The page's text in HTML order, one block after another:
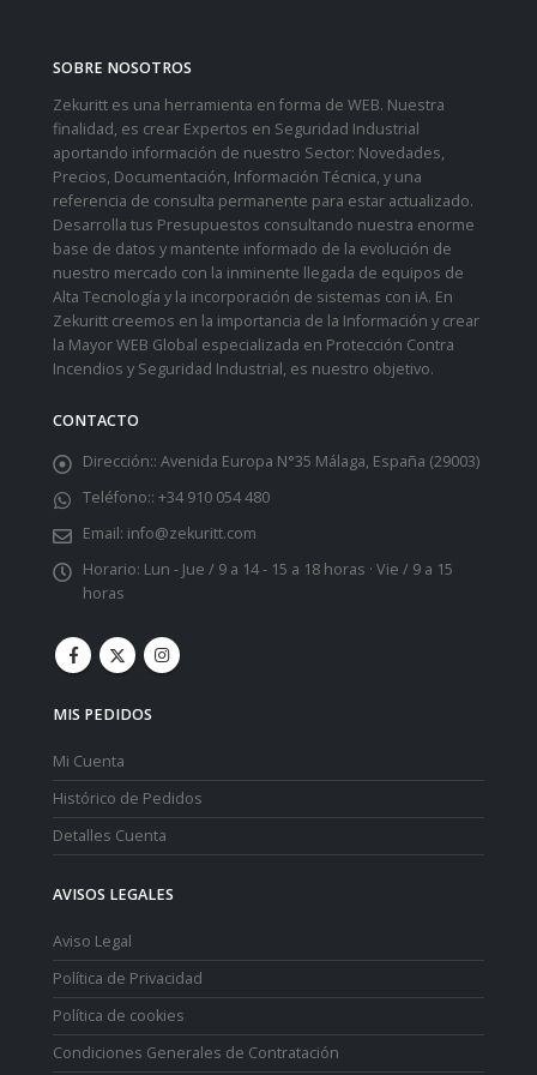
SOBRE NOSOTROS
Zekuritt es una herramienta en forma de WEB. Nuestra
finalidad, es crear Expertos en Seguridad Industrial
aportando información de nuestro Sector: Novedades,
Precios, Documentación, Información Técnica, y una
referencia de consulta permanente para estar actualizado.
Desarrolla tus Presupuestos consultando nuestra enorme
base de datos y mantente informado de la evolución de
nuestro mercado con la inminente llegada de equipos de
Alta Tecnología y la incorporación de sistemas con iA. En
Zekuritt creemos en la importancia de la Información y crear
la Mayor WEB Global especializada en Protección Contra
Incendios y Seguridad Industrial, es nuestro objetivo.
CONTACTO
Dirección:: Avenida Europa N°35 Málaga, España (29003)
Teléfono:: +34 910 054 480
Email: info@zekuritt.com
Horario: Lun - Jue / 9 a 14 - 15 a 18 horas · Vie / 9 a 15
horas
MIS PEDIDOS
Mi Cuenta
Histórico de Pedidos
Detalles Cuenta
AVISOS LEGALES
Aviso Legal
Política de Privacidad
Política de cookies
Condiciones Generales de Contratación